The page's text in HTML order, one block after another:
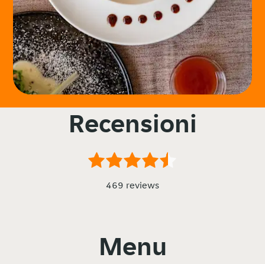
Recensioni
469 reviews
Menu